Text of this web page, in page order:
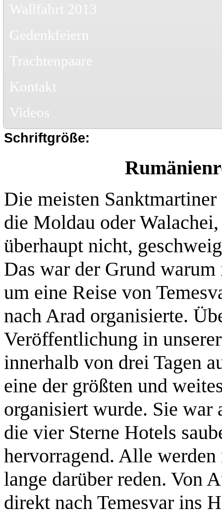
Wallfahrt 2013
Gedenkfeiern
Trachtenpaare
Kontakt
Videos
Schriftgröße:
Die meisten
die Moldau oder
überhaupt nicht,
Das war der Grund
um eine Reise von
nach Arad organisierte.
Veröffentlichung in
innerhalb von drei Tagen
eine der größten und
organisiert wurde. Sie war
die vier Sterne Hotels
hervorragend. Alle
lange darüber reden. Von
direkt nach Temesvar ins